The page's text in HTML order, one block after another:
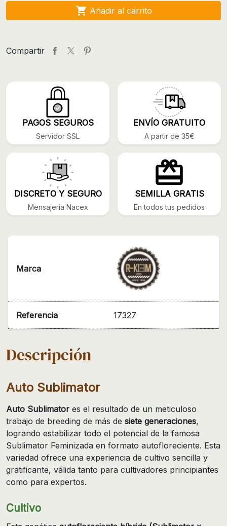
 Añadir al carrito
Compartir
PAGOS SEGUROS
Servidor SSL
ENVÍO GRATUITO
A partir de 35€
DISCRETO Y SEGURO
Mensajería Nacex
SEMILLA GRATIS
En todos tus pedidos
Marca
Referencia 17327
Descripción
Auto Sublimator
Auto Sublimator es el resultado de un meticuloso
trabajo de breeding de más de siete generaciones,
logrando estabilizar todo el potencial de la famosa
Sublimator Feminizada en formato autofloreciente. Esta
variedad ofrece una experiencia de cultivo sencilla y
gratificante, válida tanto para cultivadores principiantes
como para expertos.
Cultivo